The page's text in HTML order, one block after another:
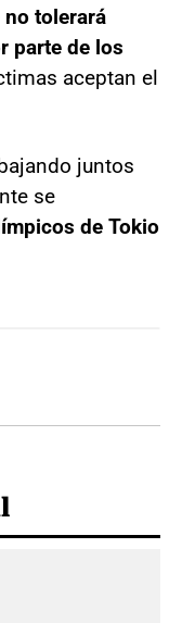
no tolerará
parte de los
aceptan el
juntos
se
de Tokio